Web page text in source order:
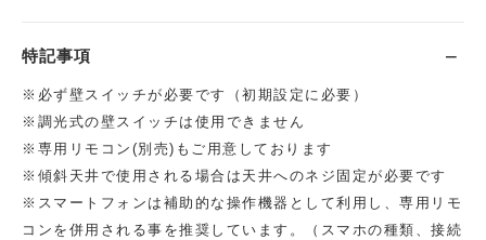
特記事項
※必ず壁スイッチが必要です（初期設定に必要）
※調光式の壁スイッチは使用できません
※専用リモコン(別売)もご用意しております
※傾斜天井で使用される場合は天井へのネジ固定が必要です
※スマートフォンは補助的な操作機器として利用し、専用リモ
コンを併用される事を推奨しています。（スマホの種類、接続